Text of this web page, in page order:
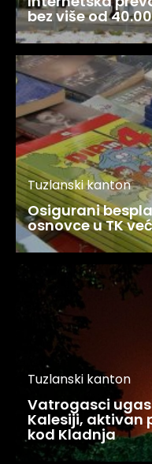
bez više od
Tuzlanski kanton
Osigurani
osnovce u TK
Tuzlanski kanton
Vatrogasci
Kalesiji, aktivan
kod Kladnja